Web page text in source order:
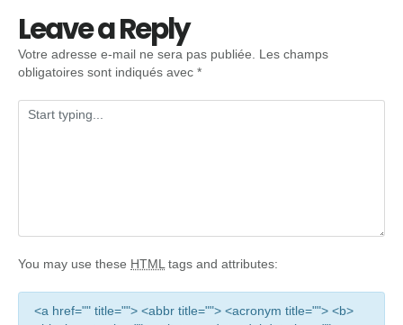
Leave a Reply
Votre adresse e-mail ne sera pas publiée.
Les champs
obligatoires sont indiqués avec *
You may use these HTML tags and attributes:
<a href="" title=""> <abbr title=""> <acronym title=""> <b>